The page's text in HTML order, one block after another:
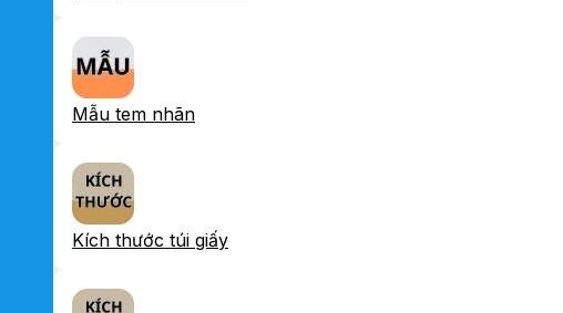
Mẫu tem nhãn
Kích thước túi giấy